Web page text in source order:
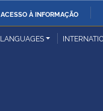
ACESSO À INFORMAÇÃO
das Relações
LANGUAGES